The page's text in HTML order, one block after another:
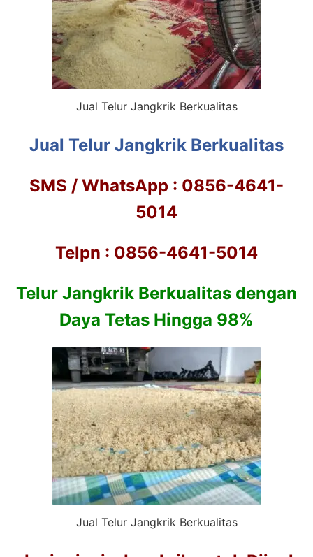
Jual Telur Jangkrik Berkualitas
Jual Telur Jangkrik Berkualitas
SMS / WhatsApp : 0856-4641-
5014
Telpn : 0856-4641-5014
Telur Jangkrik Berkualitas dengan
Daya Tetas Hingga 98%
Jual Telur Jangkrik Berkualitas